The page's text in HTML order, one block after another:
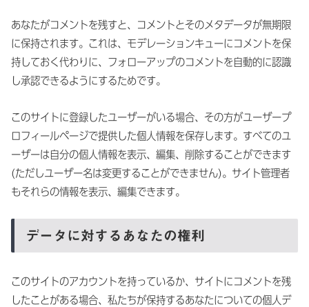
あなたがコメントを残すと、コメントとそのメタデータが無期限
に保持されます。これは、モデレーションキューにコメントを保
持しておく代わりに、フォローアップのコメントを自動的に認識
し承認できるようにするためです。
このサイトに登録したユーザーがいる場合、その方がユーザープ
ロフィールページで提供した個人情報を保存します。すべてのユ
ーザーは自分の個人情報を表示、編集、削除することができます
(ただしユーザー名は変更することができません)。サイト管理者
もそれらの情報を表示、編集できます。
データに対するあなたの権利
このサイトのアカウントを持っているか、サイトにコメントを残
したことがある場合、私たちが保持するあなたについての個人デ